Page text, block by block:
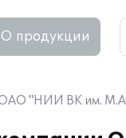
О продукции
ОАО "НИИ ВК им.